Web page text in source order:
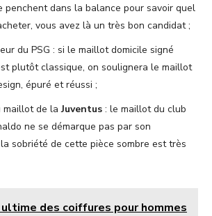
penchent dans la balance pour savoir quel
vous avez là un très bon candidat ;
du PSG : si le maillot domicile signé
plutôt classique, on soulignera le maillot
épuré et réussi ;
maillot de laJuventus : le maillot du club
ne se démarque pas par son
sobriété de cette pièce sombre est très
ultime des coiffures pour hommes